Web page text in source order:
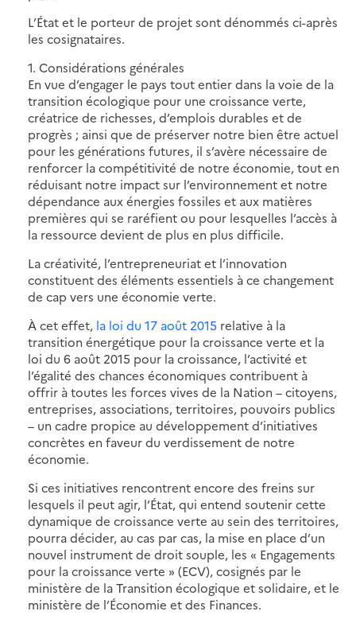
L’État et le porteur de projet sont dénommés ci-après
les cosignataires.
1. Considérations générales
En vue d’engager le pays tout entier dans la voie de la
transition écologique pour une croissance verte,
créatrice de richesses, d’emplois durables et de
progrès ; ainsi que de préserver notre bien être actuel
pour les générations futures, il s’avère nécessaire de
renforcer la compétitivité de notre économie, tout en
réduisant notre impact sur l’environnement et notre
dépendance aux énergies fossiles et aux matières
premières qui se raréfient ou pour lesquelles l’accès à
la ressource devient de plus en plus difficile.
La créativité, l’entrepreneuriat et l’innovation
constituent des éléments essentiels à ce changement
de cap vers une économie verte.
À cet effet, la loi du 17 août 2015 relative à la
transition énergétique pour la croissance verte et la
loi du 6 août 2015 pour la croissance, l’activité et
l’égalité des chances économiques contribuent à
offrir à toutes les forces vives de la Nation – citoyens,
entreprises, associations, territoires, pouvoirs publics
– un cadre propice au développement d’initiatives
concrètes en faveur du verdissement de notre
économie.
Si ces initiatives rencontrent encore des freins sur
lesquels il peut agir, l’État, qui entend soutenir cette
dynamique de croissance verte au sein des territoires,
pourra décider, au cas par cas, la mise en place d’un
nouvel instrument de droit souple, les « Engagements
pour la croissance verte » (ECV), cosignés par le
ministère de la Transition écologique et solidaire, et le
ministère de l’Économie et des Finances.